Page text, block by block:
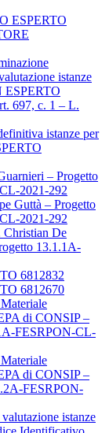
ESPERTO
istanze
697, c. 1 – L.
istanze per
– Progetto
2021-292
Guttà – Progetto
2021-292
De
13.1.1A-
6812832
6812670
di CONSIP –
FESRPON-CL-
di CONSIP –
FESRPON-
istanze